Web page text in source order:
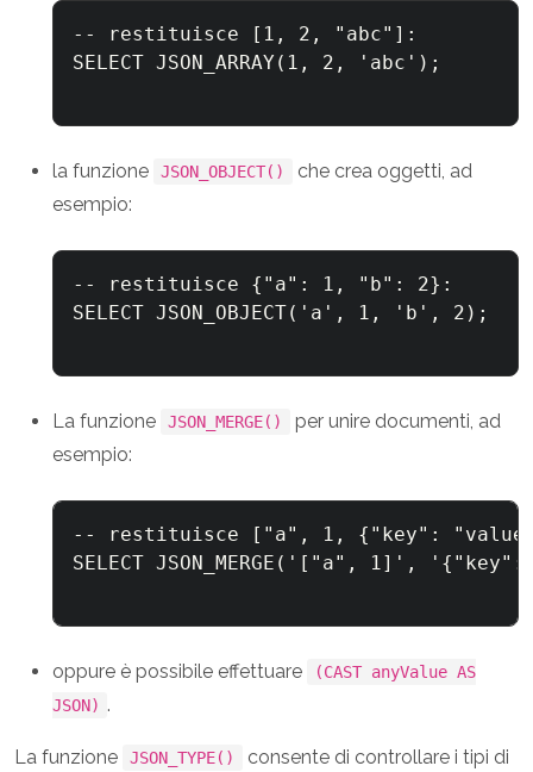
-- restituisce [1, 2, "abc"]:
SELECT JSON_ARRAY(1, 2, 'abc');
la funzione JSON_OBJECT()
che crea oggetti, ad
esempio:
-- restituisce {"a": 1, "b": 2}:
SELECT JSON_OBJECT('a', 1, 'b', 2);
La funzione JSON_MERGE()
per unire documenti, ad
esempio:
-- restituisce ["a", 1, {"key":
SELECT JSON_MERGE('["a", 1]',
oppure è possibile effettuare
(CAST anyValue AS
JSON) .
La funzione JSON_TYPE()
consente di controllare i tipi di